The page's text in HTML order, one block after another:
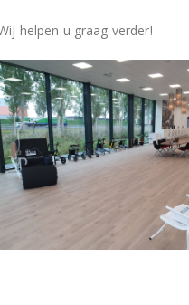
helpen u graag verder!